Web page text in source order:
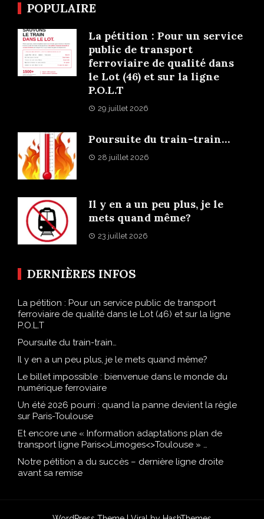
POPULAIRE
La pétition : Pour un service
public de transport
ferroviaire de qualité dans
le Lot (46) et sur la ligne
P.O.L.T
29 juillet 2026
Poursuite du train-train…
28 juillet 2026
Il y en a un peu plus, je le
mets quand même?
23 juillet 2026
DERNIÈRES INFOS
La pétition : Pour un service public de transport
ferroviaire de qualité dans le Lot (46) et sur la ligne
P.O.L.T
Poursuite du train-train…
Il y en a un peu plus, je le mets quand même?
Le billet impossible : bienvenue dans le monde du
numérique ferroviaire
Un été 2026 pourri : quand la panne devient la règle
sur Paris-Toulouse
Et encore une « Information adaptations plan de
transport ligne Paris<>Limoges<>Toulouse » …
Notre pétition a du succès – dernière ligne droite
avant sa remise